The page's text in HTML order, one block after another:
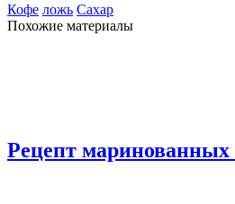
Кофе ложь Сахар
Похожие материалы
Рецепт маринованных